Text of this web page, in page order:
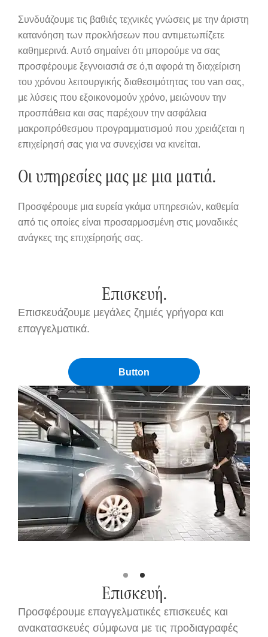
Συνδυάζουμε τις βαθιές τεχνικές γνώσεις με την άριστη
κατανόηση των προκλήσεων που αντιμετωπίζετε
καθημερινά. Αυτό σημαίνει ότι μπορούμε να σας
προσφέρουμε ξεγνοιασιά σε ό,τι αφορά τη διαχείριση
του χρόνου λειτουργικής διαθεσιμότητας του van σας,
με λύσεις που εξοικονομούν χρόνο, μειώνουν την
προσπάθεια και σας παρέχουν την ασφάλεια
μακροπρόθεσμου προγραμματισμού που χρειάζεται η
επιχείρησή σας για να συνεχίσει να κινείται.
Οι υπηρεσίες μας με μια ματιά.
Προσφέρουμε μια ευρεία γκάμα υπηρεσιών, καθεμία
από τις οποίες είναι προσαρμοσμένη στις μοναδικές
ανάγκες της επιχείρησής σας.
Επισκευή.
Επισκευάζουμε μεγάλες ζημιές γρήγορα και
επαγγελματικά.
Button
Επισκευή.
Προσφέρουμε επαγγελματικές επισκευές και
ανακατασκευές σύμφωνα με τις προδιαγραφές